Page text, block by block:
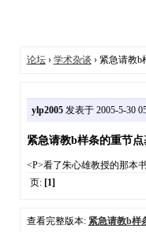
论坛› 学术杂谈 › 紧急请教
ylp2005发表于 2005-5-30
紧急请教b样条的重节
<P>看了朱心雄教授的那本
页: [1]
查看完整版本: 紧急请教b样